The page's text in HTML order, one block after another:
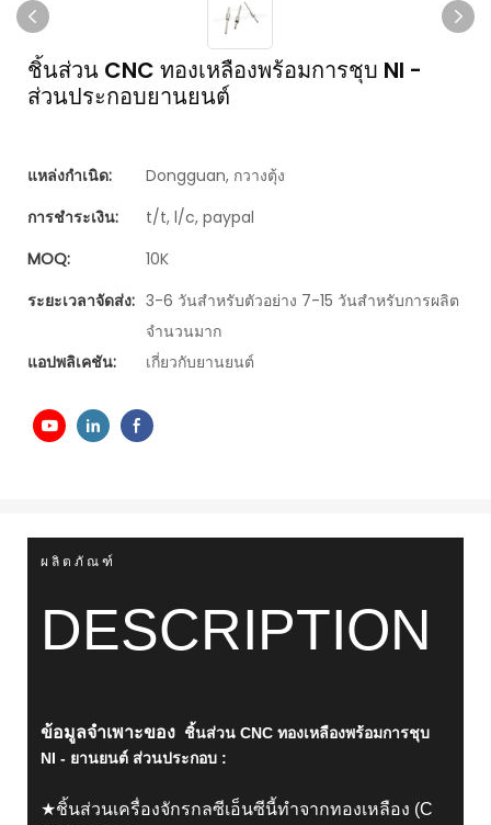
ชิ้นส่วน CNC ทองเหลืองพร้อมการชุบ NI -
ส่วนประกอบยานยนต์
แหล่งกำเนิด:
Dongguan, กวางตุ้ง
การชำระเงิน:
t/t, l/c, paypal
MOQ:
10K
ระยะเวลาจัดส่ง: 3-6 วันสำหรับตัวอย่าง 7-15 วันสำหรับการผลิต
จำนวนมาก
แอปพลิเคชัน:
เกี่ยวกับยานยนต์
ผลิตภัณฑ์
DESCRIPTION
ข้อมูลจำเพาะของ ชิ้นส่วน CNC ทองเหลืองพร้อมการชุบ
NI - ยานยนต์ ส่วนประกอบ :
★ชิ้นส่วนเครื่องจักรกลซีเอ็นซีนี้ทำจากทองเหลือง (C